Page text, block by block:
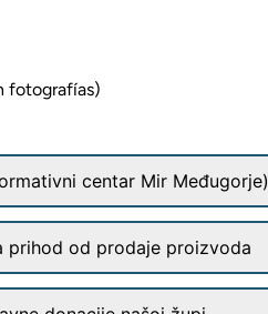
fotografías)
centar Mir Međugorje)
prihod od prodaje proizvoda